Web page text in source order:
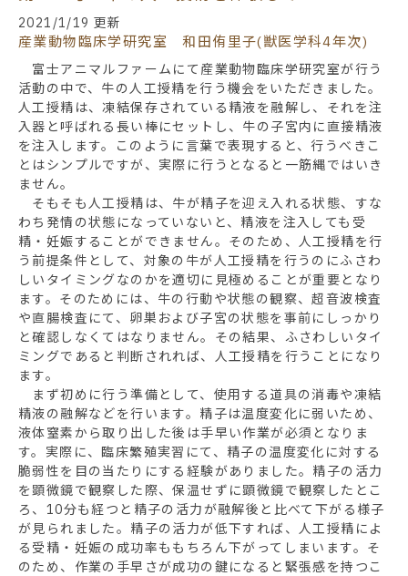
2021/1/19 更新
産業動物臨床学研究室 和田侑里子(獣医学科4年次)
富士アニマルファームにて産業動物臨床学研究室が行う
活動の中で、牛の人工授精を行う機会をいただきました。
人工授精は、凍結保存されている精液を融解し、それを注
入器と呼ばれる長い棒にセットし、牛の子宮内に直接精液
を注入します。このように言葉で表現すると、行うべきこ
とはシンプルですが、実際に行うとなると一筋縄ではいき
ません。
そもそも人工授精は、牛が精子を迎え入れる状態、すな
わち発情の状態になっていないと、精液を注入しても受
精・妊娠することができません。そのため、人工授精を行
う前提条件として、対象の牛が人工授精を行うのにふさわ
しいタイミングなのかを適切に見極めることが重要となり
ます。そのためには、牛の行動や状態の観察、超音波検査
や直腸検査にて、卵巣および子宮の状態を事前にしっかり
と確認しなくてはなりません。その結果、ふさわしいタイ
ミングであると判断されれば、人工授精を行うことになり
ます。
まず初めに行う準備として、使用する道具の消毒や凍結
精液の融解などを行います。精子は温度変化に弱いため、
液体窒素から取り出した後は手早い作業が必須となりま
す。実際に、臨床繁殖実習にて、精子の温度変化に対する
脆弱性を目の当たりにする経験がありました。精子の活力
を顕微鏡で観察した際、保温せずに顕微鏡で観察したとこ
ろ、10分も経つと精子の活力が融解後と比べて下がる様子
が見られました。精子の活力が低下すれば、人工授精によ
る受精・妊娠の成功率ももちろん下がってしまいます。そ
のため、作業の手早さが成功の鍵になると緊張感を持つこ